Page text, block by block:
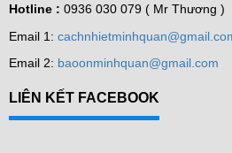
Hotline : 0936 030 079 ( Mr Thương )
Email 1:
Email 2: baoonminhquan@gmail.com
LIÊN KẾT FACEBOOK